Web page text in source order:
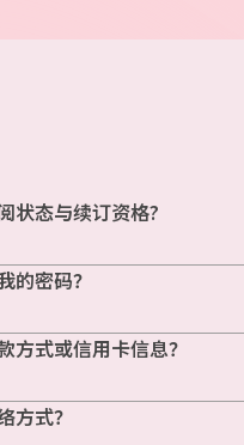
状态与续订资格?
的密码？
方式或信用卡信息？
方式？